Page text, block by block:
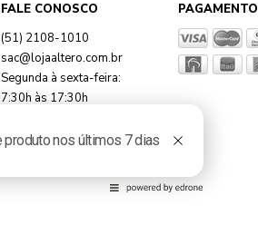
FALE CONOSCO
(51) 2108-1010
sac@lojaaltero.com.br
Segunda à sexta-feira:
7:30h às 17:30h
PAGAMENTO